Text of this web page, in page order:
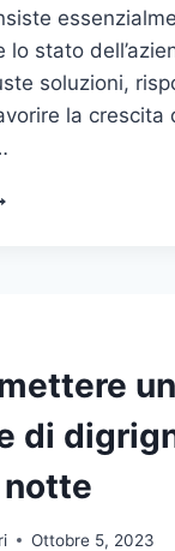
lo stato
soluzioni,
la crescita
di
Ottobre 5, 2023